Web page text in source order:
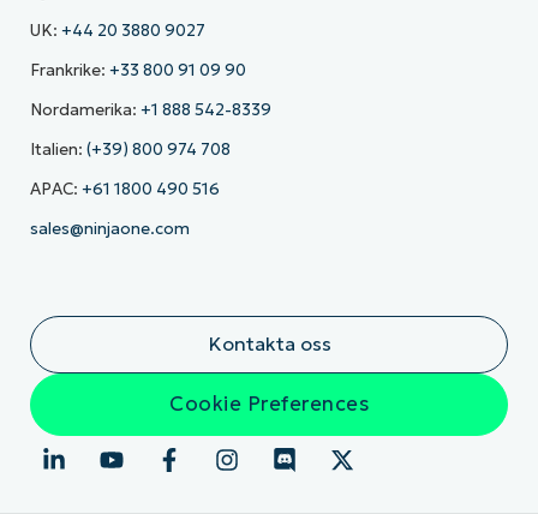
UK: +44 20 3880 9027
Frankrike: +33 800 91 09 90
Nordamerika: +1 888 542-8339
Italien: (+39) 800 974 708
APAC: +61 1800 490 516
sales@ninjaone.com
Kontakta oss
Cookie Preferences